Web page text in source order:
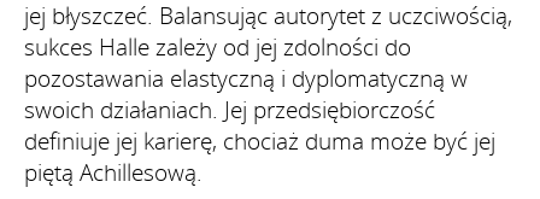
jej błyszczeć. Balansując autorytet z uczciwością,
sukces Halle zależy od jej zdolności do
pozostawania elastyczną i dyplomatyczną w
swoich działaniach. Jej przedsiębiorczość
definiuje jej karierę, chociaż duma może być jej
piętą Achillesową.